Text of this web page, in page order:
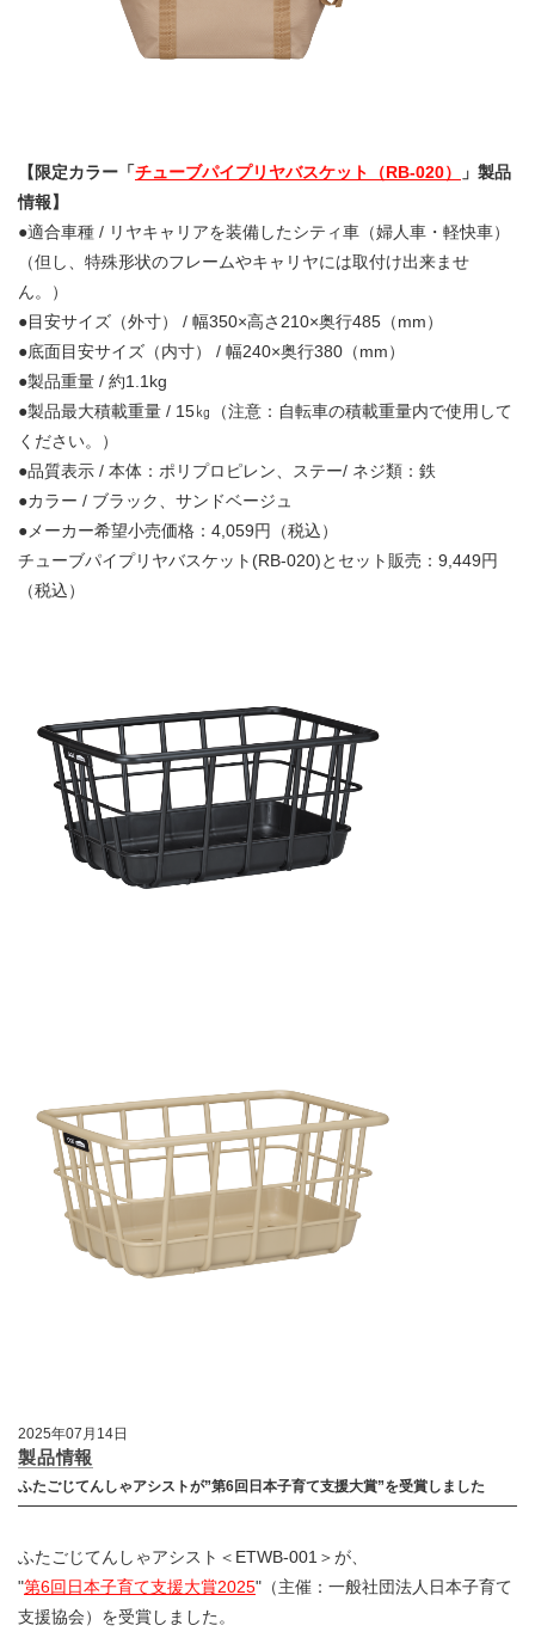
【限定カラー「チューブパイプリヤバスケット（RB-020）
」製品
情報】
●適合車種 / リヤキャリアを装備したシティ車（婦人車・軽快車）
（但し、特殊形状のフレームやキャリヤには取付け出来ませ
ん。）
●目安サイズ（外寸） / 幅350×高さ210×奥行485（mm）
●底面目安サイズ（内寸） / 幅240×奥行380（mm）
●製品重量 / 約1.1kg
●製品最大積載重量 / 15㎏（注意：自転車の積載重量内で使用して
ください。）
●品質表示 / 本体：ポリプロピレン、ステー/ ネジ類：鉄
●カラー / ブラック、サンドベージュ
●メーカー希望小売価格： 4 059円（税込）
チューブパイプリヤバスケット(RB-020)とセット販売：9,449円
（税込）
2025年07月14日
製品情報
ふたごじてんしゃアシストが”第6回日本子育て支援大賞”を受賞しました
ふたごじてんしゃアシスト＜ETWB-001＞が、
"第6回日本子育て支援大賞2025"（主催：一般社団法人日本子育て
支援協会）を受賞しました。